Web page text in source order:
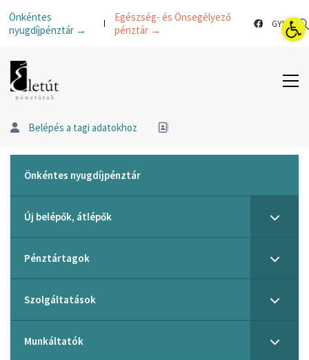
Önkéntes
nyugdíjpénztár →
Egészség- és Önsegélyező
pénztár →
GYIK
Belépés a tagi adatokhoz
Önkéntes nyugdíjpénztár
Új belépők, átlépők
Pénztártagok
Szolgáltatások
Munkáltatók